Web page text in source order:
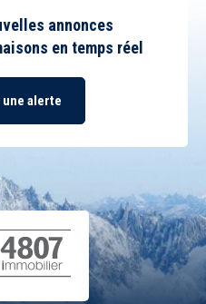
annonces
en temps réel
une alerte